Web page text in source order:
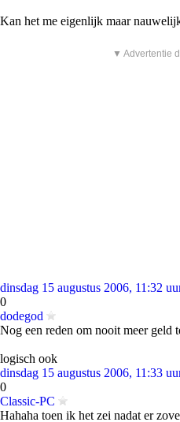
Kan het me eigenlijk maar
▼ Advertentie
dinsdag 15 augustus 2006, 11:32
0
dodegod
Nog een reden om nooit meer geld
logisch ook
dinsdag 15 augustus 2006, 11:33
0
Classic-PC
Hahaha toen ik het zei nadat er